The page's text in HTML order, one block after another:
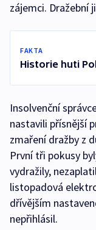
zájemci. Dražební
FAKTA
Historie huti
Insolvenční
nastavili přísnější
zmaření dražby z
První tři pokusy
vydražily,
listopadová
dřívějším
nepřihlásil.